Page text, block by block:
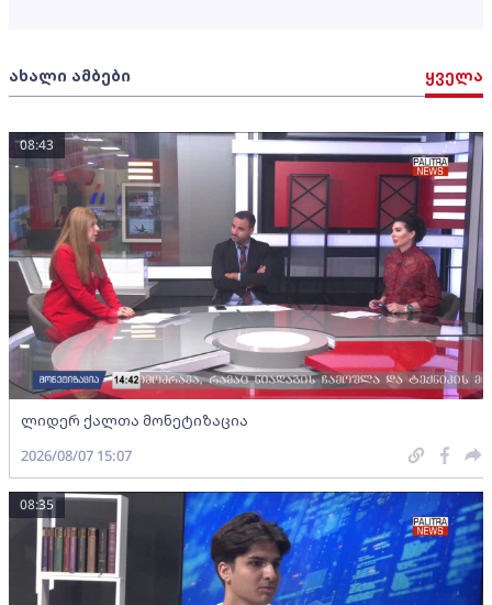
ახალი ამბები ყველა
ლიდერ ქალთა მონეტიზაცია
08:43
2026/08/07 15:07
08:35